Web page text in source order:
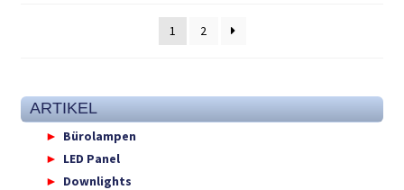
1 2
ARTIKEL
Bürolampen
LED Panel
Downlights